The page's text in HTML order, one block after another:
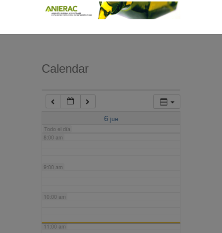
Calendar
6 jue
Todo el día
7:00 am
8:00 am
9:00 am
10:00 am
11:00 am